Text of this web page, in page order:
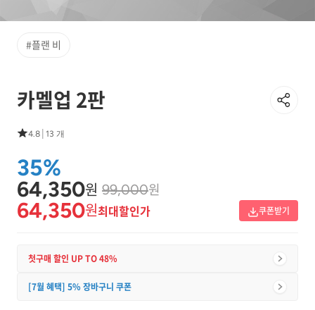
#플랜 비
카멜업 2판
4.8 13 개
35%
64,350원 99,000원
64,350원최대할인가 쿠폰받기
첫구매 할인 UP TO 48%
[7월 혜택] 5% 장바구니 쿠폰